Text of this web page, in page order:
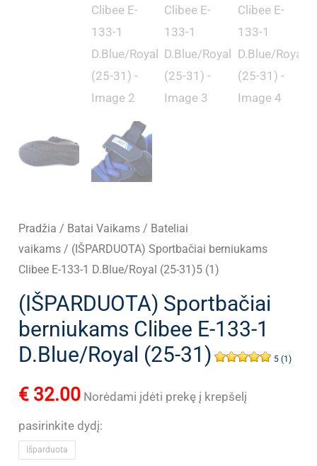
Pradžia / Batai Vaikams / Bateliai
vaikams / (IŠPARDUOTA) Sportbačiai berniukams
Clibee E-133-1 D.Blue/Royal (25-31)5 (1)
(IŠPARDUOTA) Sportbačiai
berniukams Clibee E-133-1
D.Blue/Royal (25-31)
5 (1)
€ 32.00 Norėdami įdėti prekę į krepšelį
pasirinkite dydį:
Išparduota